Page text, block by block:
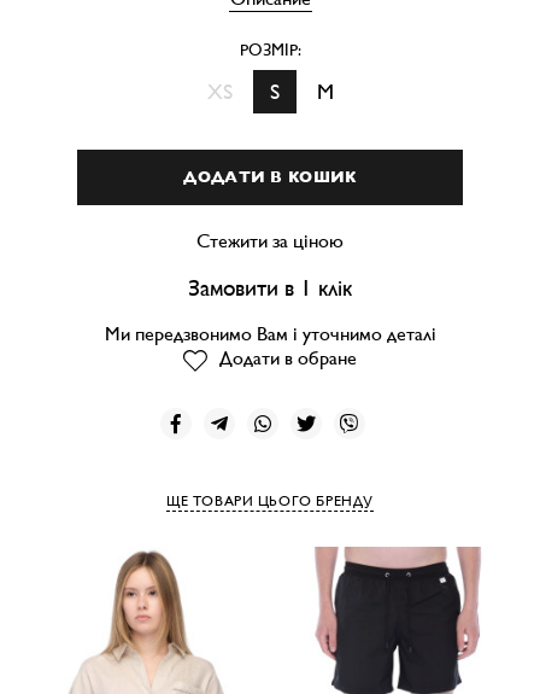
РОЗМІР:
XS S M
ДОДАТИ В КОШИК
Стежити за ціною
Замовити в 1 клік
Ми передзвонимо Вам і уточнимо деталі
Додати в обране
ЩЕ ТОВАРИ ЦЬОГО БРЕНДУ